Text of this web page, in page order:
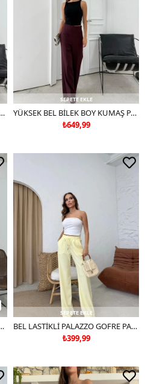
KUMAŞ PANTOLON SİYAH
SEPETE EKLE
YÜKSEK BEL BİLEK BOY KUMAŞ PANTOLON MÜRDÜM
₺649,99
KUMAŞ PANTOLON MÜRDÜM
SEPETE EKLE
BEL LASTİKLİ PALAZZO GOFRE PANTOLON SARI
₺399,99